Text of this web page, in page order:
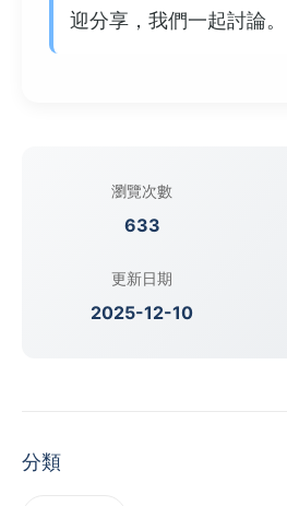
迎分享，我們一起討論。
瀏覽次數
633
更新日期
2025-12-10
分類